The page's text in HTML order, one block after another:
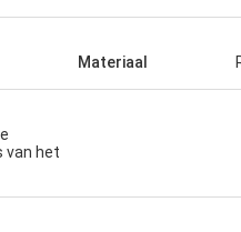
Materiaal
van het